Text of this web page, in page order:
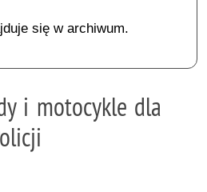
się w archiwum.
i motocykle dla